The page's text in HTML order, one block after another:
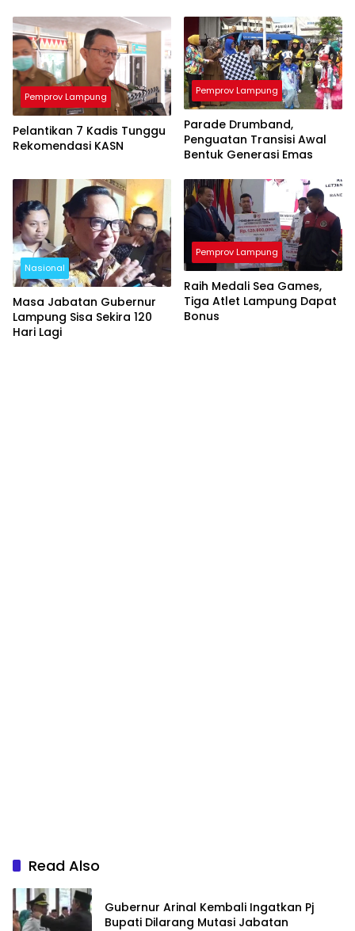
Pemprov Lampung
Pelantikan 7 Kadis Tunggu
Rekomendasi KASN
Pemprov Lampung
Parade Drumband,
Penguatan Transisi Awal
Bentuk Generasi Emas
Nasional
Masa Jabatan Gubernur
Lampung Sisa Sekira 120
Hari Lagi
Pemprov Lampung
Raih Medali Sea Games,
Tiga Atlet Lampung Dapat
Bonus
Read Also
Gubernur Arinal Kembali Ingatkan Pj
Bupati Dilarang Mutasi Jabatan